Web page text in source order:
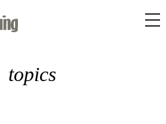
topics